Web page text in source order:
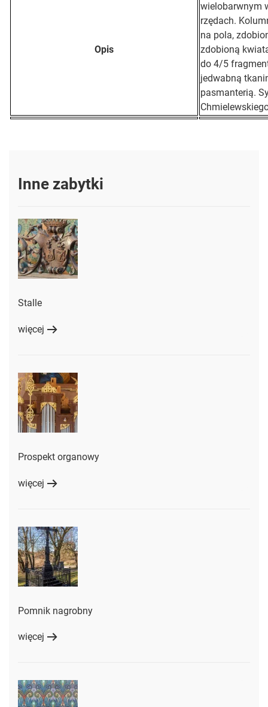
Opis
wielobarwnym
rzędach.
na pola,
zdobioną
do 4/5
jedwabną
pasmanterią.
Inne zabytki
Stalle
więcej
Prospekt organowy
więcej
Pomnik nagrobny
więcej